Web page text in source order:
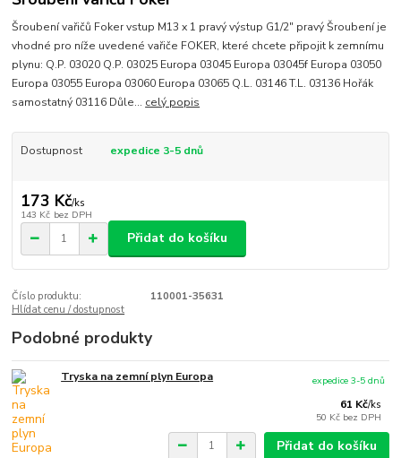
Šroubení vařičů Foker vstup M13 x 1 pravý výstup G1/2" pravý Šroubení je
vhodné pro níže uvedené vařiče FOKER, které chcete připojit k zemnímu
plynu: Q.P. 03020 Q.P. 03025 Europa 03045 Europa 03045f Europa 03050
Europa 03055 Europa 03060 Europa 03065 Q.L. 03146 T.L. 03136 Hořák
samostatný 03116 Důle... celý popis
Dostupnost expedice 3-5 dnů
173 Kč/ks
143 Kč bez DPH
Přidat do košíku
Číslo produktu:
110001-35631
Hlídat cenu / dostupnost
Podobné produkty
Tryska na zemní plyn Europa
61 Kč/ks
50 Kč bez DPH
expedice 3-5 dnů
Přidat do košíku